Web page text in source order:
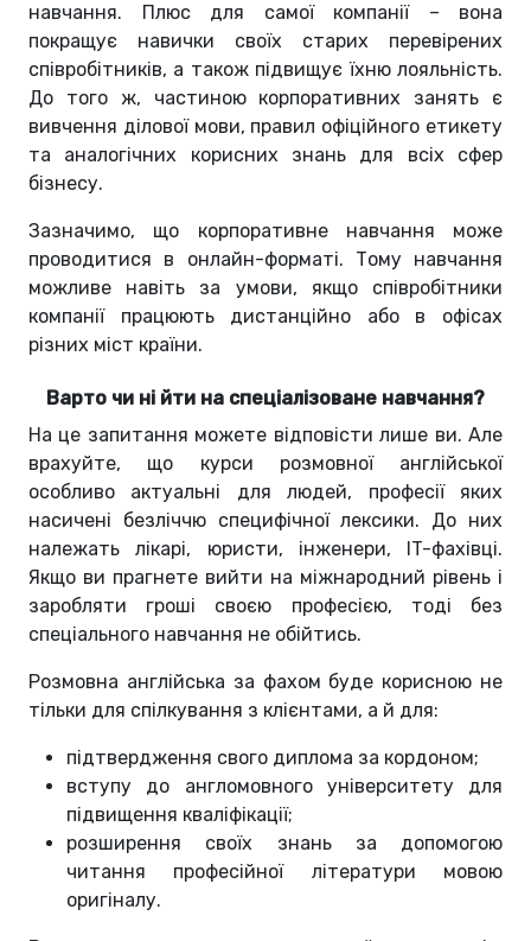
навчання. Плюс для самої компанії – вона
покращує навички своїх старих перевірених
співробітників, а також підвищує їхню лояльність.
До того ж, частиною корпоративних занять є
вивчення ділової мови, правил офіційного етикету
та аналогічних корисних знань для всіх сфер
бізнесу.
Зазначимо, що корпоративне навчання може
проводитися в онлайн-форматі. Тому навчання
можливе навіть за умови, якщо співробітники
компанії працюють дистанційно або в офісах
різних міст країни.
Варто чи ні йти на спеціалізоване навчання?
На це запитання можете відповісти лише ви. Але
врахуйте, що курси розмовної англійської
особливо актуальні для людей, професії яких
насичені безліччю специфічної лексики. До них
належать лікарі, юристи, інженери, IT-фахівці.
Якщо ви прагнете вийти на міжнародний рівень і
заробляти гроші своєю професією, тоді без
спеціального навчання не обійтись.
Розмовна англійська за фахом буде корисною не
тільки для спілкування з клієнтами, а й для:
підтвердження свого диплома за кордоном;
вступу до англомовного університету для
підвищення кваліфікації;
розширення своїх знань за допомогою
читання професійної літератури мовою
оригіналу.